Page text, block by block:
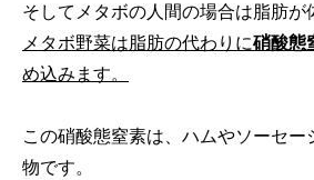
そしてメタボの人間の場合は脂肪が
メタボ野菜は脂肪の代わりに硝酸態
め込みます。
この硝酸態窒素は、ハムやソーセー
物です。